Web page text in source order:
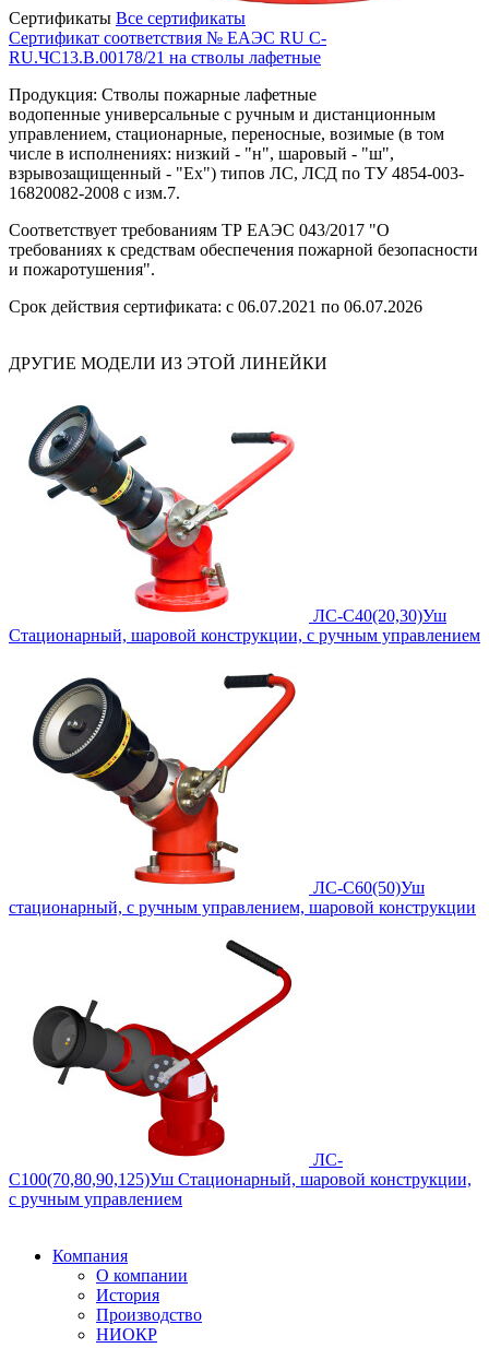
Сертификаты Все сертификаты
Сертификат соответствия № ЕАЭС RU C-
RU.ЧС13.В.00178/21 на стволы лафетные
Продукция: Стволы пожарные лафетные
водопенные универсальные с ручным и дистанционным
управлением, стационарные, переносные, возимые (в том
числе в исполнениях: низкий - "н", шаровый - "ш",
взрывозащищенный - "Ех") типов ЛС, ЛСД по ТУ 4854-003-
16820082-2008 с изм.7.
Соответствует требованиям ТР ЕАЭС 043/2017 "О
требованиях к средствам обеспечения пожарной безопасности
и пожаротушения".
Срок действия сертификата: с 06.07.2021 по 06.07.2026
ДРУГИЕ МОДЕЛИ ИЗ ЭТОЙ ЛИНЕЙКИ
ЛС-С40(20,30)Уш
Cтационарный, шаровой конструкции, с ручным управлением
ЛС-С60(50)Уш
стационарный, с ручным управлением, шаровой конструкции
ЛС-
С100(70,80,90,125)Уш Cтационарный, шаровой конструкции,
с ручным управлением
Компания
О компании
История
Производство
НИОКР